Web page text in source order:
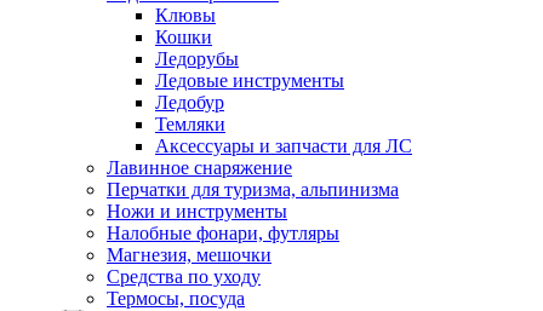
Клювы
Кошки
Ледорубы
Ледовые инструменты
Ледобур
Темляки
Аксессуары и запчасти для ЛС
Лавинное снаряжение
Перчатки для туризма, альпинизма
Ножи и инструменты
Налобные фонари, футляры
Магнезия, мешочки
Средства по уходу
Термосы, посуда